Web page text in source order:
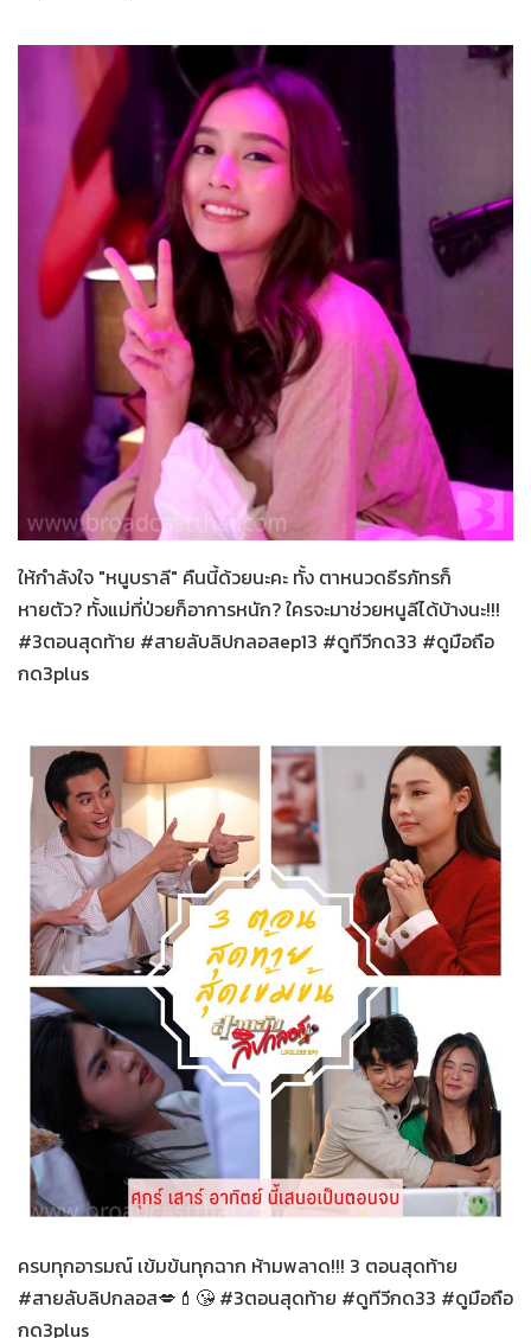
25-11-2565 สายลับลิปกลอส
ให้กำลังใจ "หนูบราลี" คืนนี้ด้วยนะคะ ทั้ง ตาหนวดธีรภัทรก็
หายตัว? ทั้งแม่ที่ป่วยก็อาการหนัก? ใครจะมาช่วยหนูลีได้บ้างนะ!!!
#3ตอนสุดท้าย #สายลับลิปกลอสep13 #ดูทีวีกด33 #ดูมือถือ
กด3plus
24-11-2565 สายลับลิปกลอส
ครบทุกอารมณ์ เข้มข้นทุกฉาก ห้ามพลาด!!! 3 ตอนสุดท้าย
#สายลับลิปกลอส💋💄😘 #3ตอนสุดท้าย #ดูทีวีกด33 #ดูมือถือ
กด3plus